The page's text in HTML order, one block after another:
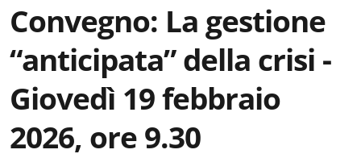
Convegno: La gestione
“anticipata” della crisi -
Giovedì 19 febbraio
2026, ore 9.30